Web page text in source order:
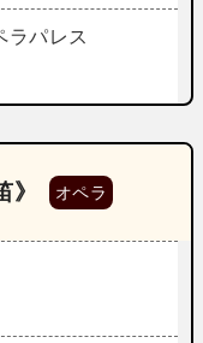
ラパレス
オペラ